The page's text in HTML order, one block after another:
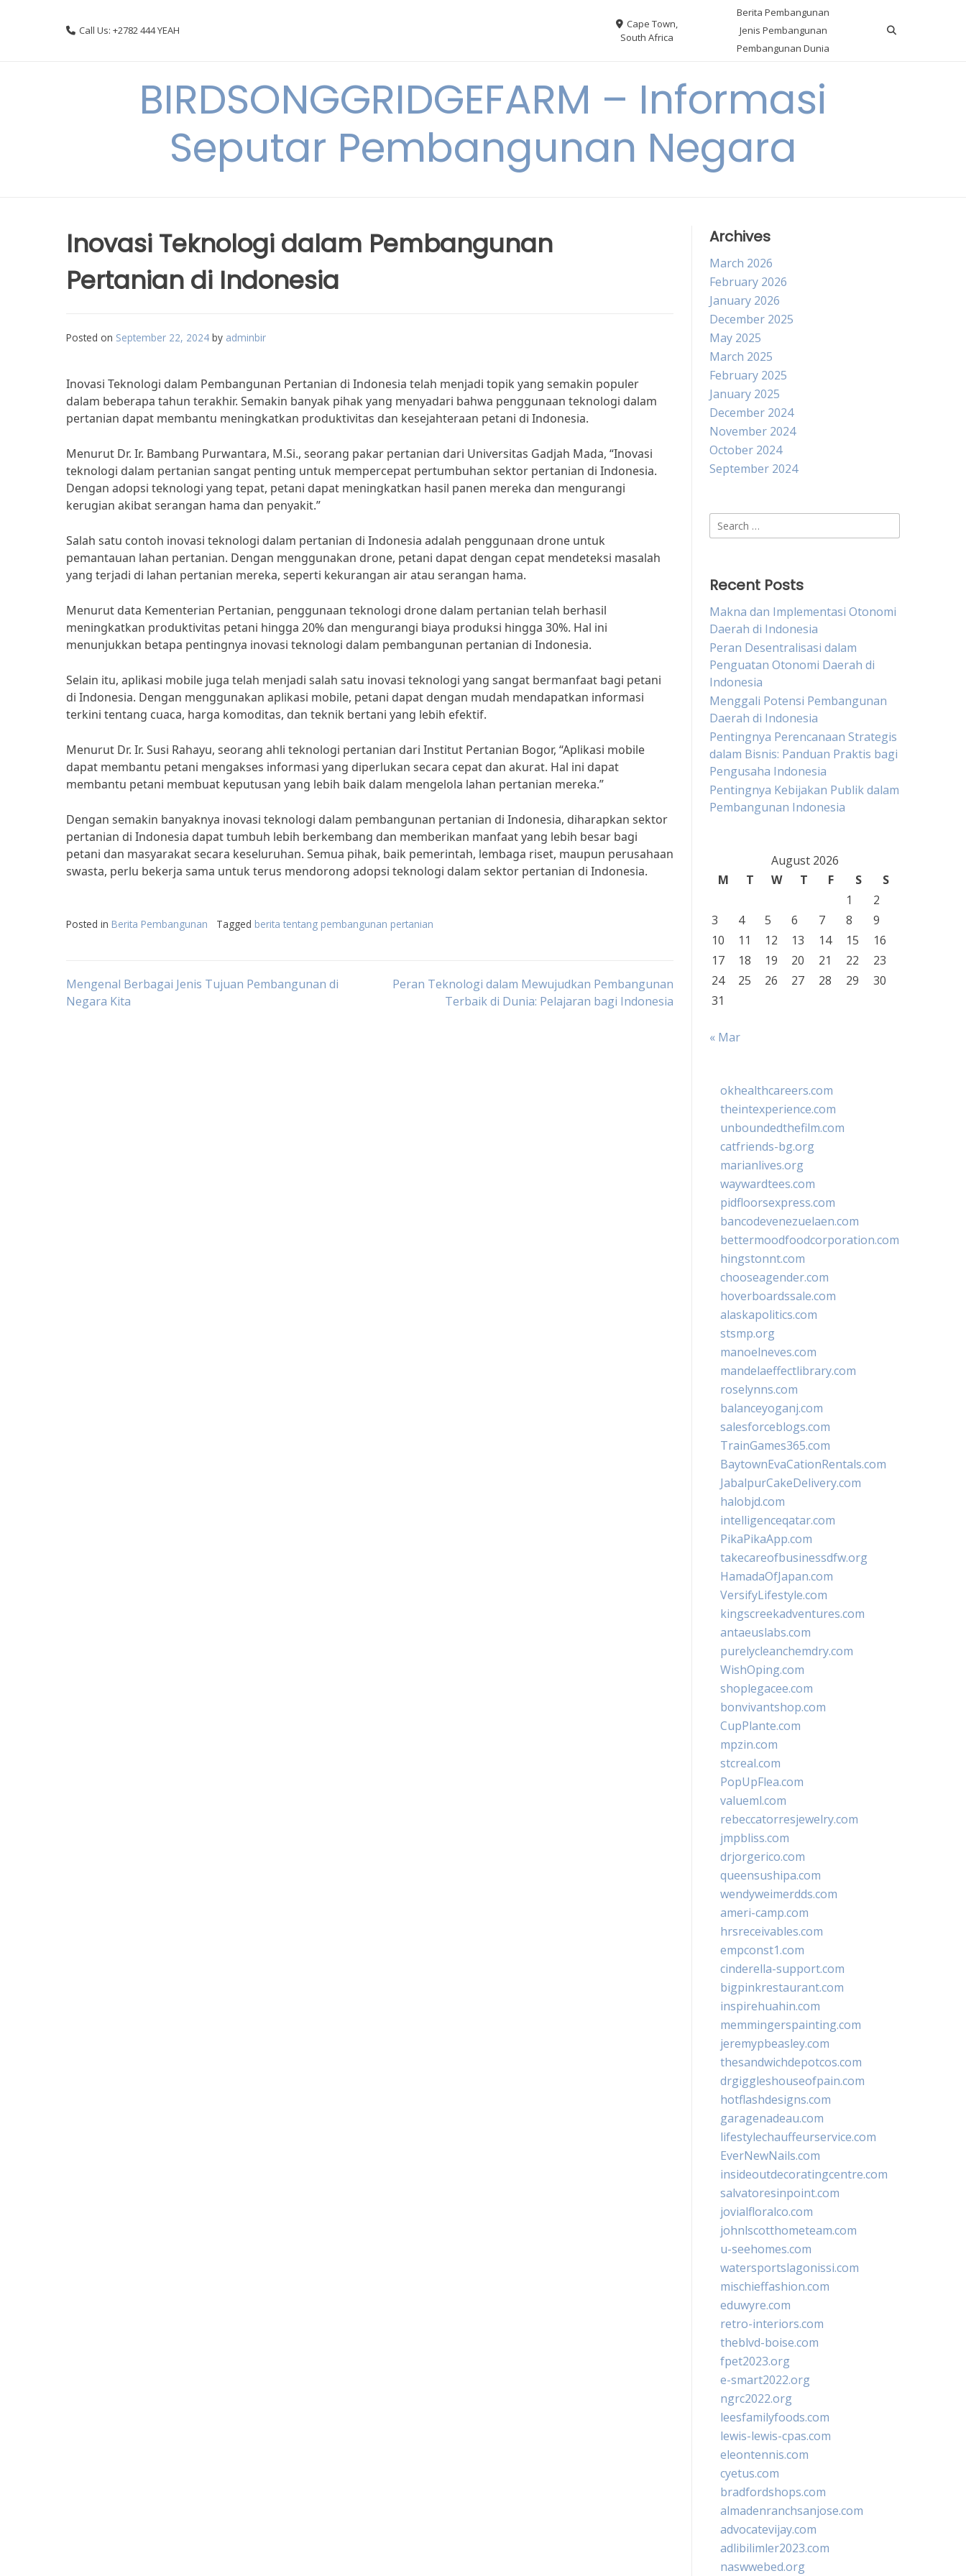
Call Us: +2782 444 YEAH
Cape Town,
South Africa
Berita Pembangunan
Jenis Pembangunan
Pembangunan Dunia
BIRDSONGGRIDGEFARM – Informasi
Seputar Pembangunan Negara
Inovasi Teknologi dalam Pembangunan
Pertanian di Indonesia
Posted on September 22, 2024 by adminbir
Inovasi Teknologi dalam Pembangunan Pertanian di Indonesia telah menjadi topik yang semakin populer
dalam beberapa tahun terakhir. Semakin banyak pihak yang menyadari bahwa penggunaan teknologi dalam
pertanian dapat membantu meningkatkan produktivitas dan kesejahteraan petani di Indonesia.
Menurut Dr. Ir. Bambang Purwantara, M.Si., seorang pakar pertanian dari Universitas Gadjah Mada, “Inovasi
teknologi dalam pertanian sangat penting untuk mempercepat pertumbuhan sektor pertanian di Indonesia.
Dengan adopsi teknologi yang tepat, petani dapat meningkatkan hasil panen mereka dan mengurangi
kerugian akibat serangan hama dan penyakit.”
Salah satu contoh inovasi teknologi dalam pertanian di Indonesia adalah penggunaan drone untuk
pemantauan lahan pertanian. Dengan menggunakan drone, petani dapat dengan cepat mendeteksi masalah
yang terjadi di lahan pertanian mereka, seperti kekurangan air atau serangan hama.
Menurut data Kementerian Pertanian, penggunaan teknologi drone dalam pertanian telah berhasil
meningkatkan produktivitas petani hingga 20% dan mengurangi biaya produksi hingga 30%. Hal ini
menunjukkan betapa pentingnya inovasi teknologi dalam pembangunan pertanian di Indonesia.
Selain itu, aplikasi mobile juga telah menjadi salah satu inovasi teknologi yang sangat bermanfaat bagi petani
di Indonesia. Dengan menggunakan aplikasi mobile, petani dapat dengan mudah mendapatkan informasi
terkini tentang cuaca, harga komoditas, dan teknik bertani yang lebih efektif.
Menurut Dr. Ir. Susi Rahayu, seorang ahli teknologi pertanian dari Institut Pertanian Bogor, “Aplikasi mobile
dapat membantu petani mengakses informasi yang diperlukan secara cepat dan akurat. Hal ini dapat
membantu petani membuat keputusan yang lebih baik dalam mengelola lahan pertanian mereka.”
Dengan semakin banyaknya inovasi teknologi dalam pembangunan pertanian di Indonesia, diharapkan sektor
pertanian di Indonesia dapat tumbuh lebih berkembang dan memberikan manfaat yang lebih besar bagi
petani dan masyarakat secara keseluruhan. Semua pihak, baik pemerintah, lembaga riset, maupun perusahaan
swasta, perlu bekerja sama untuk terus mendorong adopsi teknologi dalam sektor pertanian di Indonesia.
Posted in Berita Pembangunan Tagged berita tentang pembangunan pertanian
Post
Mengenal Berbagai Jenis Tujuan Pembangunan di
Negara Kita
Peran Teknologi dalam Mewujudkan Pembangunan
Terbaik di Dunia: Pelajaran bagi Indonesia
Archives
March 2026
February 2026
January 2026
December 2025
May 2025
March 2025
February 2025
January 2025
December 2024
November 2024
October 2024
September 2024
Search
for:
Recent Posts
Makna dan Implementasi Otonomi
Daerah di Indonesia
Peran Desentralisasi dalam
Penguatan Otonomi Daerah di
Indonesia
Menggali Potensi Pembangunan
Daerah di Indonesia
Pentingnya Perencanaan Strategis
dalam Bisnis: Panduan Praktis bagi
Pengusaha Indonesia
Pentingnya Kebijakan Publik dalam
Pembangunan Indonesia
August 2026
M
T W T F S
S
1
2
3
4 5 6 7 8
9
10
11 12 13 14 15
16
17
18 19 20 21 22
23
24
25 26 27 28 29
30
31
« Mar
okhealthcareers.com
theintexperience.com
unboundedthefilm.com
catfriends-bg.org
marianlives.org
waywardtees.com
pidfloorsexpress.com
bancodevenezuelaen.com
bettermoodfoodcorporation.com
hingstonnt.com
chooseagender.com
hoverboardssale.com
alaskapolitics.com
stsmp.org
manoelneves.com
mandelaeffectlibrary.com
roselynns.com
balanceyoganj.com
salesforceblogs.com
TrainGames365.com
BaytownEvaCationRentals.com
JabalpurCakeDelivery.com
halobjd.com
intelligenceqatar.com
PikaPikaApp.com
takecareofbusinessdfw.org
HamadaOfJapan.com
VersifyLifestyle.com
kingscreekadventures.com
antaeuslabs.com
purelycleanchemdry.com
WishOping.com
shoplegacee.com
bonvivantshop.com
CupPlante.com
mpzin.com
stcreal.com
PopUpFlea.com
valueml.com
rebeccatorresjewelry.com
jmpbliss.com
drjorgerico.com
queensushipa.com
wendyweimerdds.com
ameri-camp.com
hrsreceivables.com
empconst1.com
cinderella-support.com
bigpinkrestaurant.com
inspirehuahin.com
memmingerspainting.com
jeremypbeasley.com
thesandwichdepotcos.com
drgiggleshouseofpain.com
hotflashdesigns.com
garagenadeau.com
lifestylechauffeurservice.com
EverNewNails.com
insideoutdecoratingcentre.com
salvatoresinpoint.com
jovialfloralco.com
johnlscotthometeam.com
u-seehomes.com
watersportslagonissi.com
mischieffashion.com
eduwyre.com
retro-interiors.com
theblvd-boise.com
fpet2023.org
e-smart2022.org
ngrc2022.org
leesfamilyfoods.com
lewis-lewis-cpas.com
eleontennis.com
cyetus.com
bradfordshops.com
almadenranchsanjose.com
advocatevijay.com
adlibilimler2023.com
naswwebed.org